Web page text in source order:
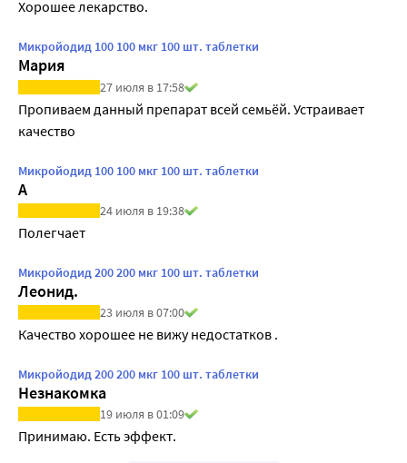
Хорошее лекарство.
Микройодид 100 100 мкг 100 шт. таблетки
Мария
27 июля в 17:58
Пропиваем данный препарат всей семьёй. Устраивает
качество
Микройодид 100 100 мкг 100 шт. таблетки
А
24 июля в 19:38
Полегчает
Микройодид 200 200 мкг 100 шт. таблетки
Леонид.
23 июля в 07:00
Качество хорошее не вижу недостатков .
Микройодид 200 200 мкг 100 шт. таблетки
Незнакомка
19 июля в 01:09
Принимаю. Есть эффект.